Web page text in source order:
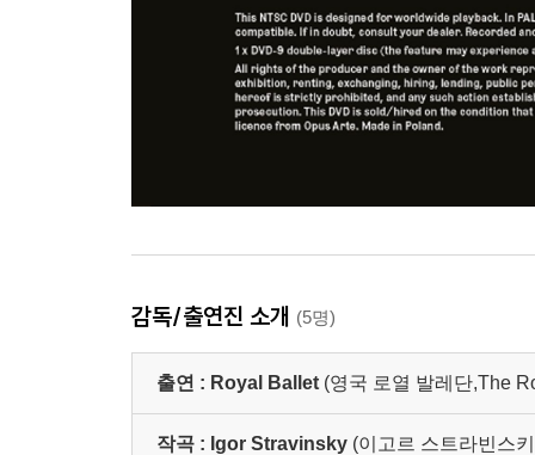
감독/출연진 소개 (5명)
출연 : Royal Ballet (영국 로열 발레단,The
작곡 : Igor Stravinsky (이고르 스트라빈스